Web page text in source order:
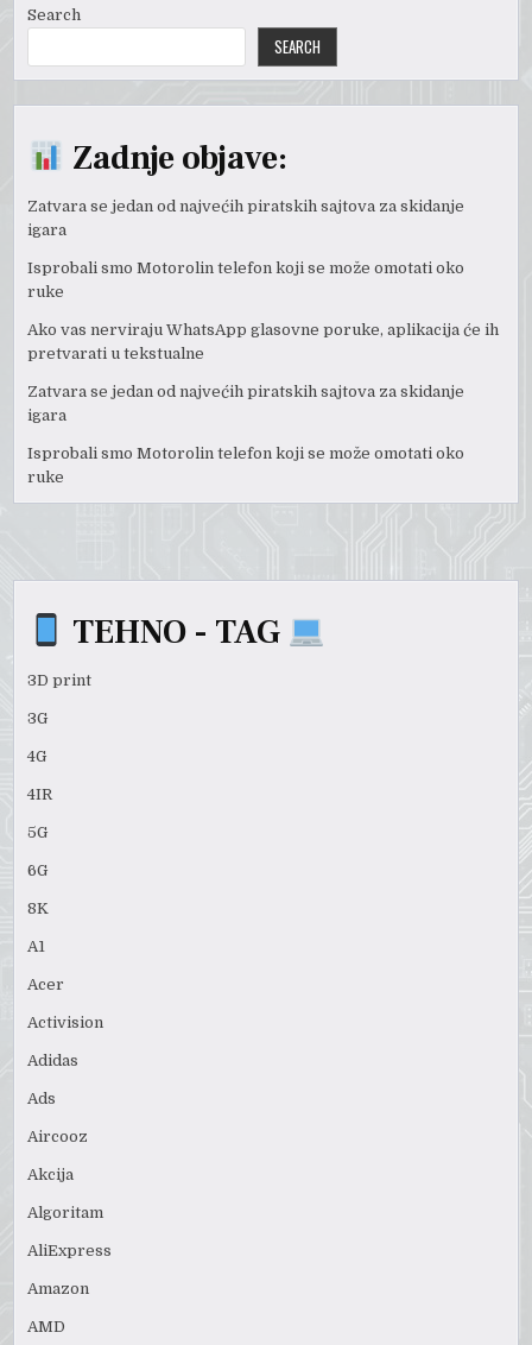
Search
SEARCH
Zadnje objave:
Zatvara se jedan od najvećih piratskih sajtova za skidanje
igara
Isprobali smo Motorolin telefon koji se može omotati oko
ruke
Ako vas nerviraju WhatsApp glasovne poruke, aplikacija će ih
pretvarati u tekstualne
Zatvara se jedan od najvećih piratskih sajtova za skidanje
igara
Isprobali smo Motorolin telefon koji se može omotati oko
ruke
TEHNO - TAG
3D print
3G
4G
4IR
5G
6G
8K
A1
Acer
Activision
Adidas
Ads
Aircooz
Akcija
Algoritam
AliExpress
Amazon
AMD